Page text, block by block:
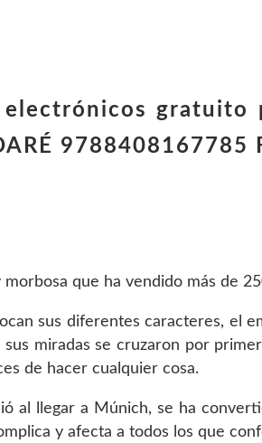
gratuito
que ha vendido más de
sus diferentes caracteres, el
miradas se cruzaron por
de hacer cualquier cosa.
al llegar a Múnich, se ha
y afecta a todos los que